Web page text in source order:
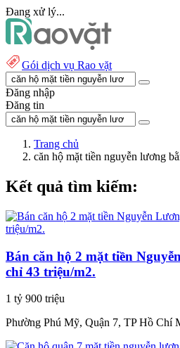
Đang xử lý...
Gói dịch vụ Rao vặt
Đăng nhập
Đăng tin
Trang chủ
căn hộ mặt tiền nguyễn lương
Kết quả tìm kiếm:
Bán căn hộ 2 mặt tiền
chỉ 43 triệu/m2.
1 tỷ 900 triệu
Phường Phú Mỹ, Quận 7, TP Hồ Chí